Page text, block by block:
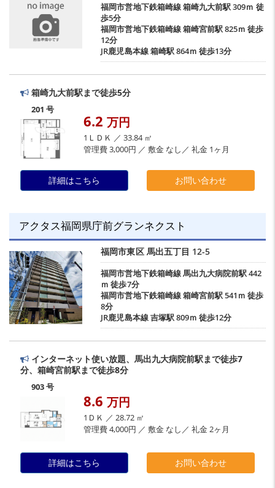
福岡市営地下鉄箱崎線箱崎九大前駅309ｍ 徒
歩5分
福岡市営地下鉄箱崎線箱崎宮前駅825ｍ 徒歩
12分
JR鹿児島本線箱崎駅864ｍ 徒歩13分
箱崎九大前駅まで徒歩5分
201 号
6.2 万円
1ＬＤＫ ／ 33.84 ㎡
管理費 3,000円 ／ 敷金 なし／ 礼金 1ヶ月
詳細はこちら お問い合わせ
アクタス福岡県庁前グランネクスト
福岡市東区 馬出五丁目 12-5
福岡市営地下鉄箱崎線馬出九大病院前駅442
ｍ 徒歩7分
福岡市営地下鉄箱崎線箱崎宮前駅541ｍ 徒歩
8分
JR鹿児島本線吉塚駅809ｍ 徒歩12分
インターネット使い放題、馬出九大病院前駅まで徒歩7
分、箱崎宮前駅まで徒歩8分
903 号
8.6 万円
1ＤＫ ／ 28.72 ㎡
管理費 4,000円 ／ 敷金 なし／ 礼金 2ヶ月
詳細はこちら お問い合わせ